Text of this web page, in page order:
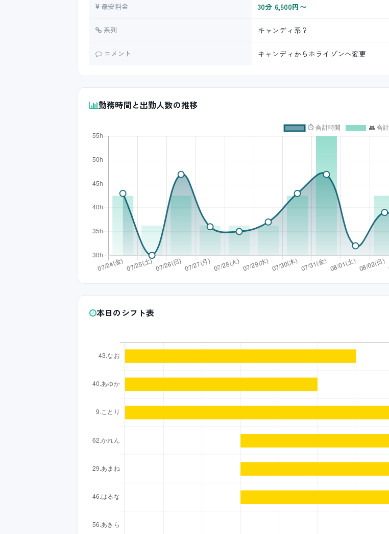
最安料金 30分 6,500円〜
系列 キャンディ系？
コメント キャンディからホライゾンへ変更
勤務時間と出勤人数の推移
本日のシフト表